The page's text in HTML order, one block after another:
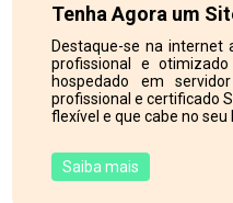
Tenha Agora um
Destaque-se na internet
profissional e
hospedado em
profissional e certificado
flexível e que cabe no seu
Saiba mais